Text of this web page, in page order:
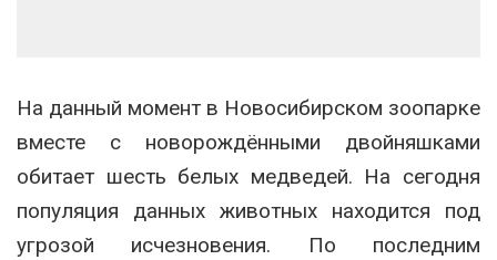
На данный момент в Новосибирском зоопарке
вместе с новорождёнными двойняшками
обитает шесть белых медведей. На сегодня
популяция данных животных находится под
угрозой исчезновения. По последним